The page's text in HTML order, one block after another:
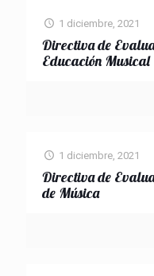
1 diciembre, 2021
Directiva de
Educación Musical
1 diciembre, 2021
Directiva de
de Música